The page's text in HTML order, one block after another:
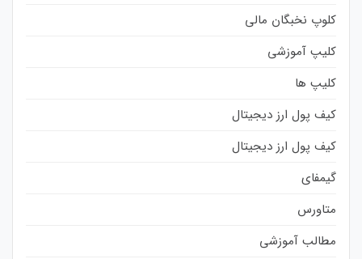
کلوپ نخبگان مالی
کلیپ آموزشی
کلیپ ها
کیف پول ارز دیجیتال
کیف پول ارز دیجیتال
گیمفای
متاورس
مطالب آموزشی